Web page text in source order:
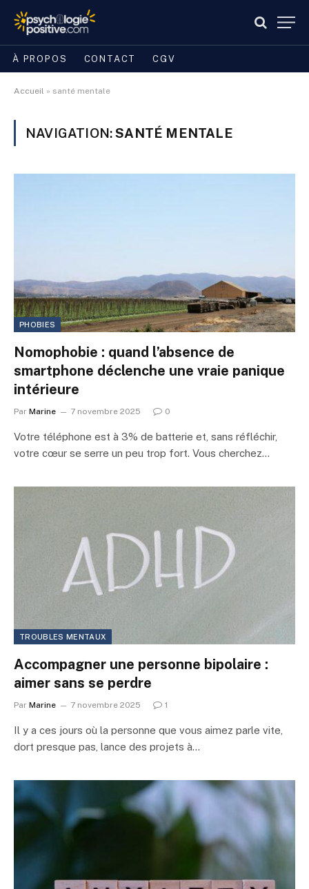
À PROPOS CONTACT CGV
Accueil » santé mentale
NAVIGATION:SANTÉ MENTALE
PHOBIES
Nomophobie : quand l’absence de
smartphone déclenche une vraie panique
intérieure
Par Marine 7 novembre 2025 0
Votre téléphone est à 3% de batterie et, sans réfléchir,
votre cœur se serre un peu trop fort. Vous cherchez…
TROUBLES MENTAUX
Accompagner une personne bipolaire :
aimer sans se perdre
Par Marine 7 novembre 2025 1
Il y a ces jours où la personne que vous aimez parle vite,
dort presque pas, lance des projets à…